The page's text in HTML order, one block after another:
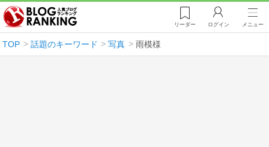
リーダー ログイン メニュー
TOP 話題のキーワード 写真 雨模様